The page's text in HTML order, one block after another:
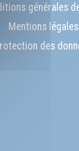
générales
Mentions légales
des